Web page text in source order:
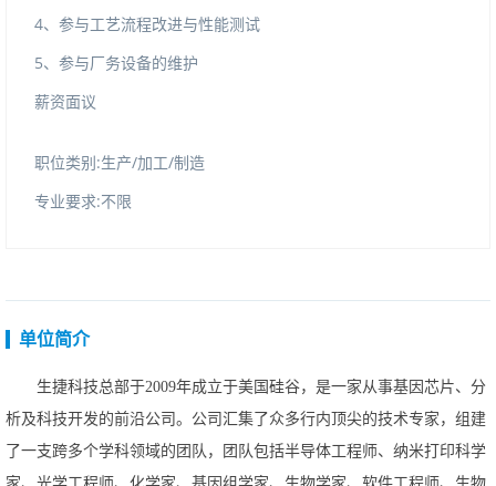
4、参与工艺流程改进与性能测试
5、参与厂务设备的维护
薪资面议
职位类别:生产/加工/制造
专业要求:不限
单位简介
生捷科技总部于2009年成立于美国硅谷，是一家从事基因芯片、分
析及科技开发的前沿公司。公司汇集了众多行内顶尖的技术专家，组建
了一支跨多个学科领域的团队，团队包括半导体工程师、纳米打印科学